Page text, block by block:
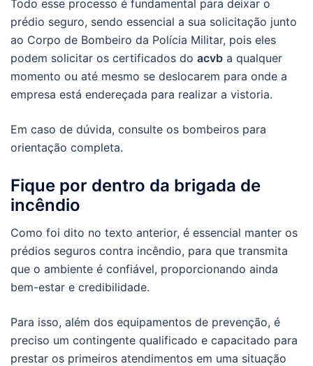
Todo esse processo é fundamental para deixar o
prédio seguro, sendo essencial a sua solicitação junto
ao Corpo de Bombeiro da Polícia Militar, pois eles
podem solicitar os certificados do acvb a qualquer
momento ou até mesmo se deslocarem para onde a
empresa está endereçada para realizar a vistoria.
Em caso de dúvida, consulte os bombeiros para
orientação completa.
Fique por dentro da brigada de
incêndio
Como foi dito no texto anterior, é essencial manter os
prédios seguros contra incêndio, para que transmita
que o ambiente é confiável, proporcionando ainda
bem-estar e credibilidade.
Para isso, além dos equipamentos de prevenção, é
preciso um contingente qualificado e capacitado para
prestar os primeiros atendimentos em uma situação